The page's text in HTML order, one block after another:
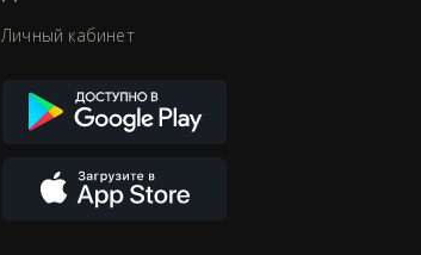
Личный кабинет